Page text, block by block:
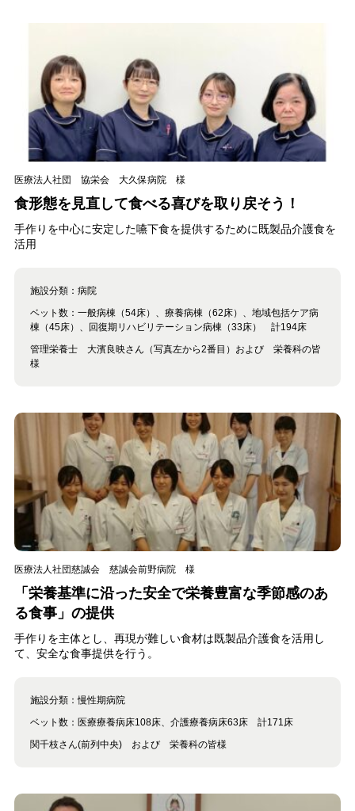
医療法人社団 協栄会 大久保病院 様
食形態を見直して食べる喜びを取り戻そう！
手作りを中心に安定した嚥下食を提供するために既製品介護食を
活用
施設分類： 病院
ベット数： 一般病棟（54床）、療養病棟（62床）、地域包括ケア病
棟（45床）、回復期リハビリテーション病棟（33床） 計194床
管理栄養士 大濱良映さん（写真左から2番目）および 栄養科の皆
様
医療法人社団慈誠会 慈誠会前野病院 様
「栄養基準に沿った安全で栄養豊富な季節感のあ
る食事」の提供
手作りを主体とし、再現が難しい食材は既製品介護食を活用し
て、安全な食事提供を行う。
施設分類：慢性期病院
ベット数： 医療療養病床108床、介護療養病床63床 計171床
関千枝さん(前列中央) および 栄養科の皆様